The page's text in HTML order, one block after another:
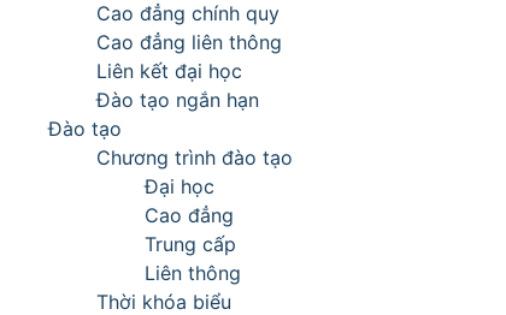
Cao đẳng chính quy
Cao đẳng liên thông
Liên kết đại học
Đào tạo ngắn hạn
Đào tạo
Chương trình đào tạo
Đại học
Cao đẳng
Trung cấp
Liên thông
Thời khóa biểu